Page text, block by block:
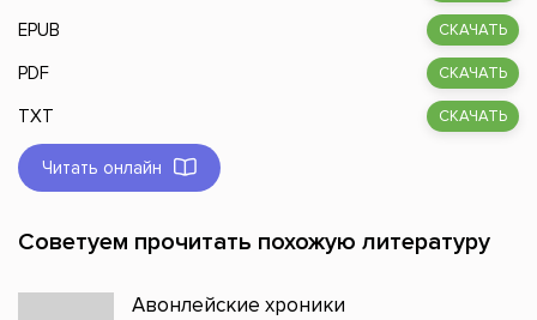
EPUB СКАЧАТЬ
PDF СКАЧАТЬ
TXT СКАЧАТЬ
Читать онлайн
Советуем прочитать похожую литературу
Авонлейские хроники